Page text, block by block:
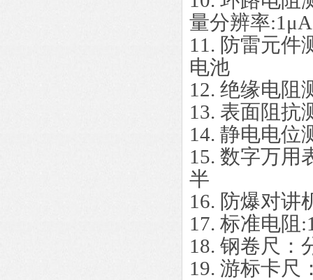
量分辨率
11. 防雷元件
电池
12. 绝缘电
13. 表面阻抗
14. 静电电位
15. 数字万用
半
16. 防爆对讲
17. 标准电阻
18. 钢卷尺：
19. 游标卡尺